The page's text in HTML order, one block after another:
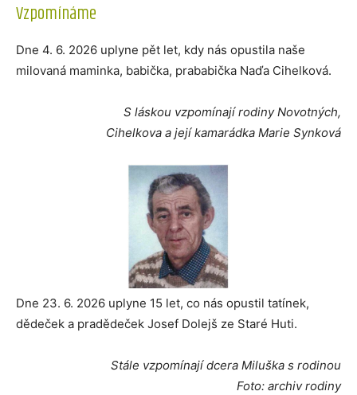
Vzpomínáme
Dne 4. 6. 2026 uplyne pět let, kdy nás opustila naše
milovaná maminka, babička, prababička Naďa Cihelková.
S láskou vzpomínají rodiny Novotných,
Cihelkova a její kamarádka Marie Synková
Dne 23. 6. 2026 uplyne 15 let, co nás opustil tatínek,
dědeček a pradědeček Josef Dolejš ze Staré Huti.
Stále vzpomínají dcera Miluška s rodinou
Foto: archiv rodiny